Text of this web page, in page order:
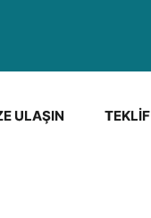
ULAŞIN TEKLIF